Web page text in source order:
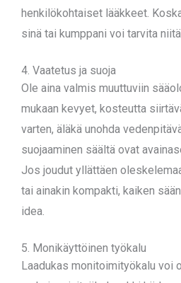
henkilökohtaiset lääkkeet.
sinä tai kumppani voi tarvita niitä.
4. Vaatetus ja suoja
Ole aina valmis muuttuviin
mukaan kevyet, kosteutta
varten, äläkä unohda
suojaaminen säältä ovat
Jos joudut yllättäen
tai ainakin kompakti, kaiken
idea.
5. Monikäyttöinen työkalu
Laadukas monitoimityökalu voi